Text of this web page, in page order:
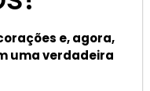
e, agora,
uma verdadeira